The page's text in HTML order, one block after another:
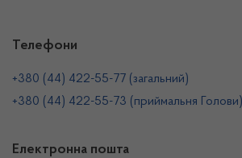
Телефони
+380 (44) 422-55-77 (загальний)
+380 (44) 422-55-73 (приймальня Голови)
Електронна пошта